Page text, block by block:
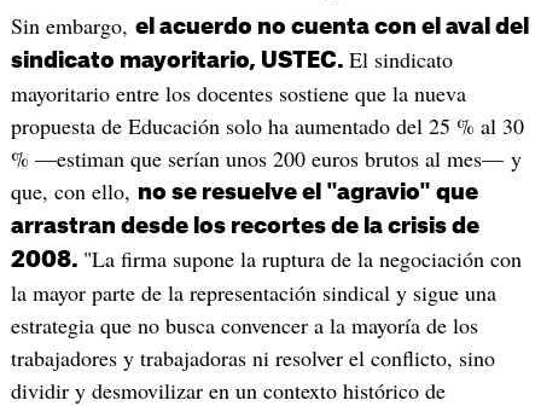
Sin embargo, el acuerdo no cuenta con el aval del
sindicato mayoritario, USTEC. El sindicato
mayoritario entre los docentes sostiene que la nueva
propuesta de Educación solo ha aumentado del 25 % al 30
% —estiman que serían unos 200 euros brutos al mes— y
que, con ello, no se resuelve el "agravio" que
arrastran desde los recortes de la crisis de
2008. "La firma supone la ruptura de la negociación con
la mayor parte de la representación sindical y sigue una
estrategia que no busca convencer a la mayoría de los
trabajadores y trabajadoras ni resolver el conflicto, sino
dividir y desmovilizar en un contexto histórico de